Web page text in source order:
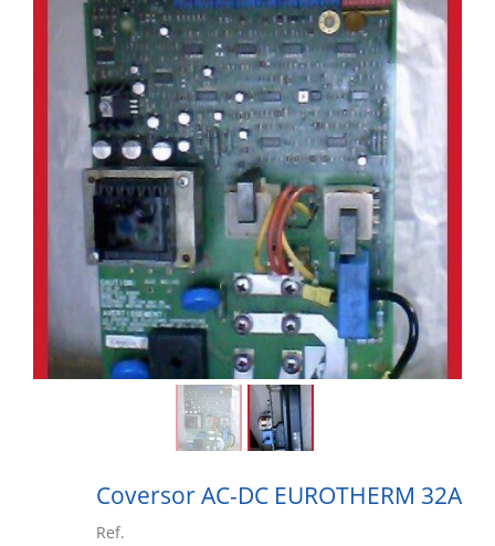
Coversor AC-DC EUROTHERM 32A
Ref.